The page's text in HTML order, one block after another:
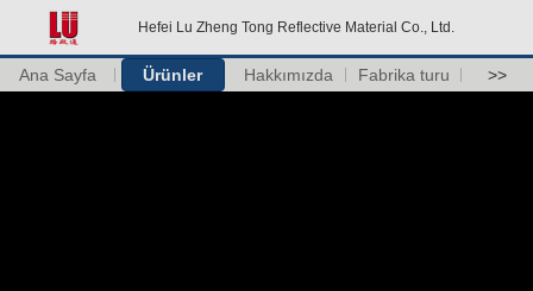
Hefei Lu Zheng Tong Reflective Material Co., Ltd.
Ana Sayfa Ürünler Hakkımızda Fabrika turu >>